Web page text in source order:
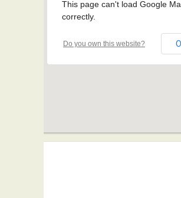
This page can't load Google
correctly.
Do you own this website?